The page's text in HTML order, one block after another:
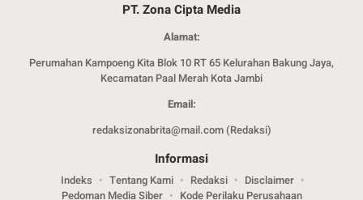
PT. Zona Cipta Media
Alamat:
Perumahan Kampoeng Kita Blok 10 RT 65 Kelurahan Bakung Jaya,
Kecamatan Paal Merah Kota Jambi
Email:
redaksizonabrita@mail.com (Redaksi)
Informasi
Indeks Tentang Kami Redaksi
Disclaimer
Pedoman Media Siber
Kode Perilaku Perusahaan